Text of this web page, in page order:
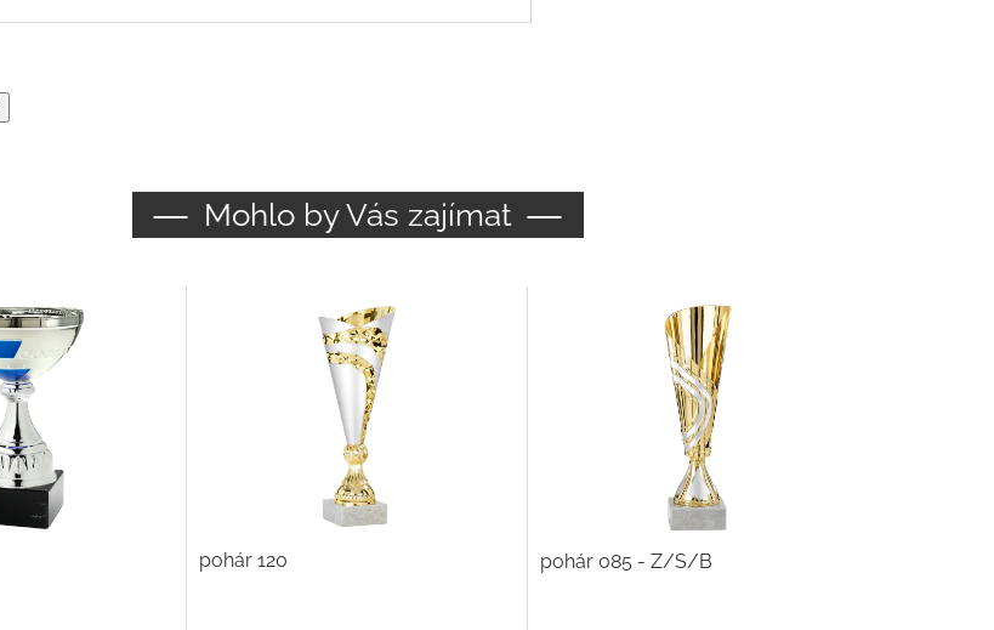
Mohlo by Vás zajímat
pohár 120 pohár 085 - Z/S/B